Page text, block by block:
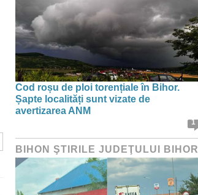
Cod roșu de ploi torențiale în Bihor.
Șapte localități sunt vizate de
avertizarea ANM
1
BIHON ŞTIRILE JUDEŢULUI BIHOR